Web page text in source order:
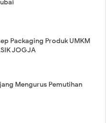
Packaging Produk UMKM
JOGJA
Mengurus Pemutihan